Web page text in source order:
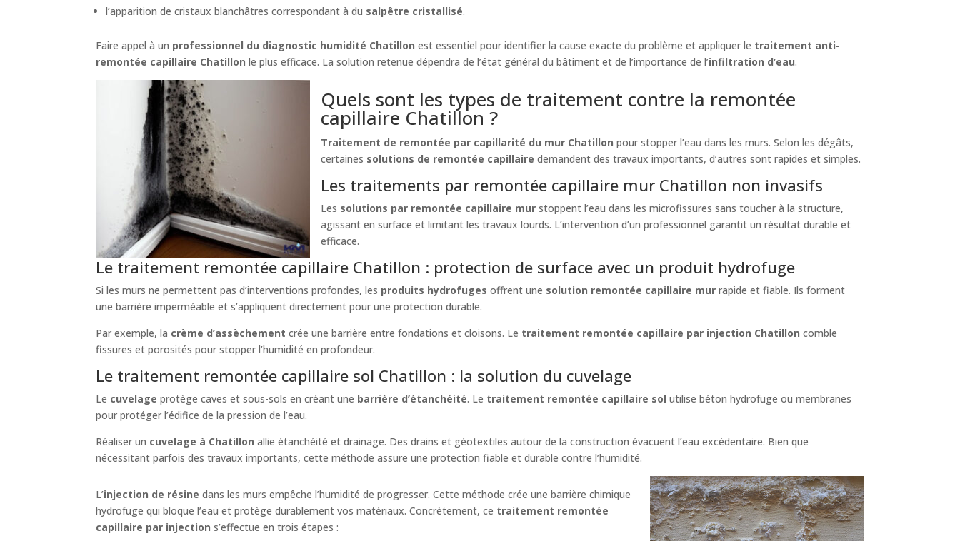
l’apparition de cristaux blanchâtres correspondant à du salpêtre cristallisé.
Faire appel à un professionnel du diagnostic humidité Chatillon est essentiel pour identifier la cause exacte du problème et appliquer le traitement anti-
remontée capillaire Chatillon le plus efficace. La solution retenue dépendra de l’état général du bâtiment et de l’importance de l’infiltration d’eau.
Quels sont les types de traitement contre la remontée
capillaire Chatillon ?
Traitement de remontée par capillarité du mur Chatillon pour stopper l’eau dans les murs. Selon les dégâts,
certaines solutions de remontée capillaire demandent des travaux importants, d’autres sont rapides et simples.
Les traitements par remontée capillaire mur Chatillon non invasifs
Les solutions par remontée capillaire mur stoppent l’eau dans les microfissures sans toucher à la structure,
agissant en surface et limitant les travaux lourds. L’intervention d’un professionnel garantit un résultat durable et
efficace.
Le traitement remontée capillaire Chatillon : protection de surface avec un produit hydrofuge
Si les murs ne permettent pas d’interventions profondes, les produits hydrofuges offrent une solution remontée capillaire mur rapide et fiable. Ils forment
une barrière imperméable et s’appliquent directement pour une protection durable.
Par exemple, la crème d’assèchement crée une barrière entre fondations et cloisons. Le traitement remontée capillaire par injection Chatillon comble
fissures et porosités pour stopper l’humidité en profondeur.
Le traitement remontée capillaire sol Chatillon : la solution du cuvelage
Le cuvelage protège caves et sous-sols en créant une barrière d’étanchéité. Le traitement remontée capillaire sol utilise béton hydrofuge ou membranes
pour protéger l’édifice de la pression de l’eau.
Réaliser un cuvelage à Chatillon allie étanchéité et drainage. Des drains et géotextiles autour de la construction évacuent l’eau excédentaire. Bien que
nécessitant parfois des travaux importants, cette méthode assure une protection fiable et durable contre l’humidité.
L’injection de résine dans les murs empêche l’humidité de progresser. Cette méthode crée une barrière chimique
hydrofuge qui bloque l’eau et protège durablement vos matériaux. Concrètement, ce traitement remontée
capillaire par injection s’effectue en trois étapes :